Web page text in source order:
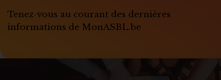
Tenez-vous au courant des dernières
informations de MonASBL.be